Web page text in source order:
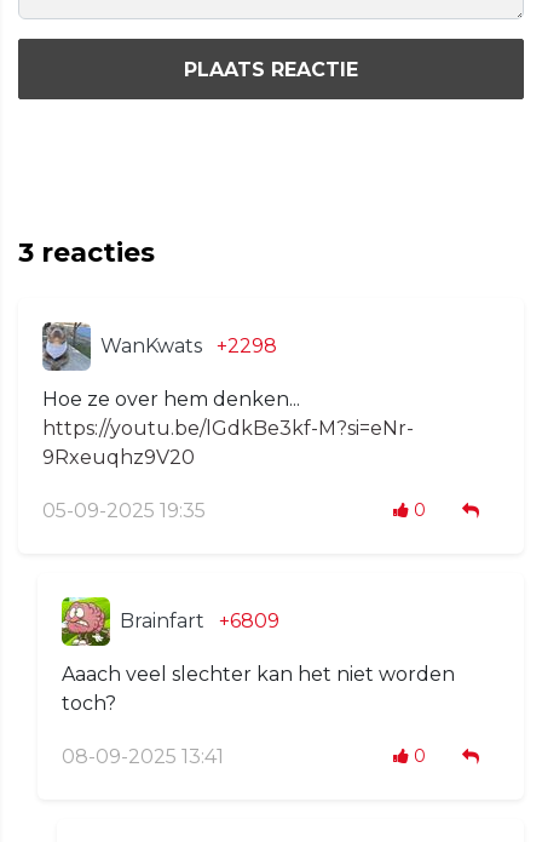
PLAATS REACTIE
3 reacties
WanKwats +2298
Hoe ze over hem denken...
https://youtu.be/lGdkBe3kf-M?si=eNr-
9Rxeuqhz9V20
05-09-2025 19:35 0
Brainfart +6809
Aaach veel slechter kan het niet worden
toch?
08-09-2025 13:41 0